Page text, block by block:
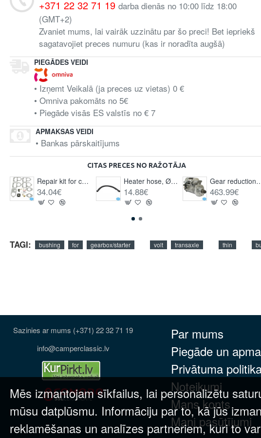
CITAS PRECES NO RAŽOTĀJA
Repair kit for carburettor, universal Solex 28/30/34 pict
34.04€
Heater hose, Ø50 mm, lenght 1080 mm, black
14.88€
Gear reduction starter, 1.0 kW, 12 V, 091
463.99€
PIEGĀDES VEIDI
• Izņemt Veikalā (ja preces uz vietas) 0 €
• Omniva pakomāts no 5€
• Piegāde visās ES valstīs no € 7
+371 22 32 71 19 darba dienās no 10:00 līdz 18:00
(GMT+2)
Zvaniet mums, lai vairāk uzzinātu par šo preci! Bet iepriekš
sagatavojiet preces numuru (kas ir noradīta augšā)
APMAKSAS VEIDI
• Bankas pārskaitījums
TAGI: bushing for gearbox/starter volt transaxle thin
Sazinies ar mums (+371) 22 32 71 19
info@camperclassic.lv
Par mums
Piegāde un
Privātuma
Noteikumi
Mans konts
Mani pasūtījumi
Mēs izmantojam sīkfailus, lai personalizētu
mūsu datplūsmu. Informāciju par to, kā jūs
reklamēšanas un analīzes partneriem, kuri to